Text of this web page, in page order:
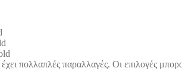
πολλαπλές παραλλαγές. Οι επιλογές